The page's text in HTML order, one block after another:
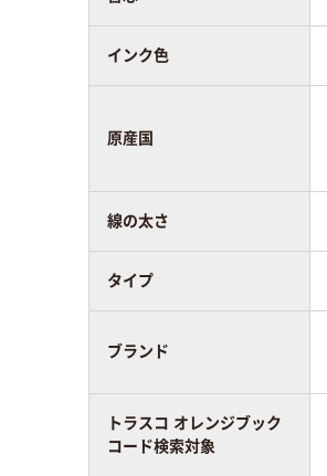
インク色
原産国
線の太さ
タイプ
ブランド
トラスコ オレンジブック
コード検索対象